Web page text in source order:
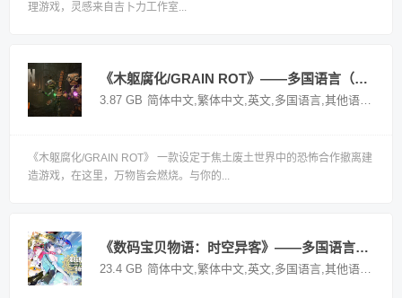
理游戏，灵感来自吉卜力工作室...
《木躯腐化/GRAIN ROT》——多国语言（含简体中文）免安装解压即玩版
3.87 GB 简体中文,繁体中文,英文,多国语言,其他语言
《木躯腐化/GRAIN ROT》 一款设定于焦土废土世界中的恐怖合作撤离建
造游戏，在这里，万物皆会燃烧。与你的...
《数码宝贝物语：时空异客》——多国语言（含简体中文）免安装解压即玩版
23.4 GB 简体中文,繁体中文,英文,多国语言,其他语言